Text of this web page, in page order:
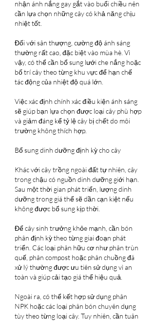
nhận ánh nắng gay gắt vào buổi chiều nên
cần lựa chọn những cây có khả năng chịu
nhiệt tốt.
Đối với sân thượng, cường độ ánh sáng
thường rất cao, đặc biệt vào mùa hè. Vì
vậy, có thể cần bổ sung lưới che nắng hoặc
bố trí cây theo từng khu vực để hạn chế
tác động của nhiệt độ quá lớn.
Việc xác định chính xác điều kiện ánh sáng
sẽ giúp bạn lựa chọn được loại cây phù hợp
và giảm đáng kể tỷ lệ cây bị chết do môi
trường không thích hợp.
Bổ sung dinh dưỡng định kỳ cho cây
Khác với cây trồng ngoài đất tự nhiên, cây
trong chậu có nguồn dinh dưỡng giới hạn.
Sau một thời gian phát triển, lượng dinh
dưỡng trong giá thể sẽ dần cạn kiệt nếu
không được bổ sung kịp thời.
Để cây sinh trưởng khỏe mạnh, cần bón
phân định kỳ theo từng giai đoạn phát
triển. Các loại phân hữu cơ như phân trùn
quế, phân compost hoặc phân chuồng đã
xử lý thường được ưu tiên sử dụng vì an
toàn và giúp cải tạo giá thể hiệu quả.
Ngoài ra, có thể kết hợp sử dụng phân
NPK hoặc các loại phân bón chuyên dụng
tùy theo từng loại cây. Tuy nhiên, cần tuân